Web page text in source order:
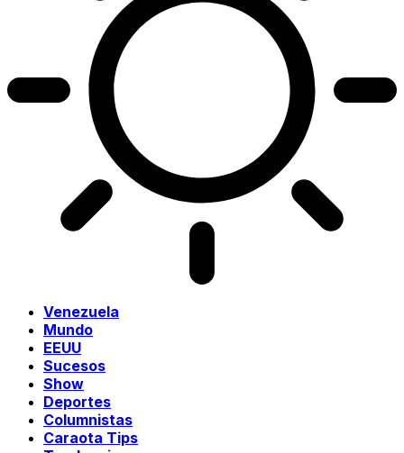
Venezuela
Mundo
EEUU
Sucesos
Show
Deportes
Columnistas
Caraota Tips